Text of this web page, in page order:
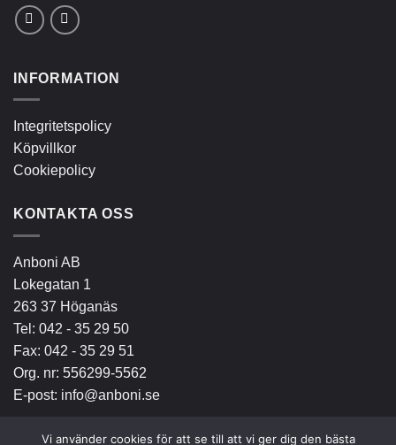
INFORMATION
Integritetspolicy
Köpvillkor
Cookiepolicy
KONTAKTA OSS
Anboni AB
Lokegatan 1
263 37 Höganäs
Tel: 042 - 35 29 50
Fax: 042 - 35 29 51
Org. nr: 556299-5562
E-post: info@anboni.se
Vi använder cookies för att se till att vi ger dig den bästa